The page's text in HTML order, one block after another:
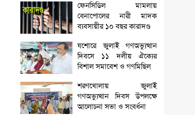
ফেনসিডিল মামলায়
বেনাপোলের নারী মাদক
ব্যবসায়ীর ১০ বছর কারাদণ্ড
যশোরে জুলাই গণঅভ্যুত্থান
দিবসে ১১ দলীয় ঐক্যের
বিশাল সমাবেশ ও গণমিছিল
শরণখোলায় জুলাই
গণঅভ্যুত্থান দিবস উপলক্ষে
আলোচনা সভা ও সংবর্ধনা